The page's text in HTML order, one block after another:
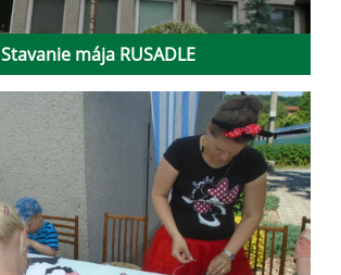
Stavanie mája RUSADLE